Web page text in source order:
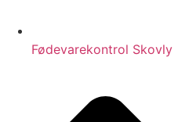
Fødevarekontrol Skovly